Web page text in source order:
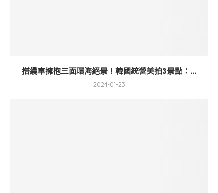
搭纜車擁抱三面環海絕景！韓國統營美拍3景點：...
2024-01-23